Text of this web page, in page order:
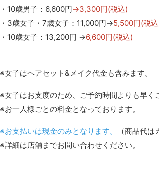
・10歳男子：6,600円→3,300円(税込)
・3歳女子・7歳女子：11,000円→5,500円(税
・10歳女子：13,200円 →6,600円(税込)
※女子はヘアセット&メイク代金も含みます。
※女子はお支度のため、ご予約時間よりも早く
※お一人様ごとの料金となっております。
※お支払いは現金のみとなります。
（商品代
※詳細は店舗までお問い合わせください。